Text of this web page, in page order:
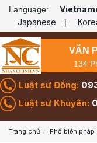
Language:
Japanese |
VĂN
134
Luật sư Đồng:
Luật sư Khuyên:
Trang chủ Phổ biến pháp